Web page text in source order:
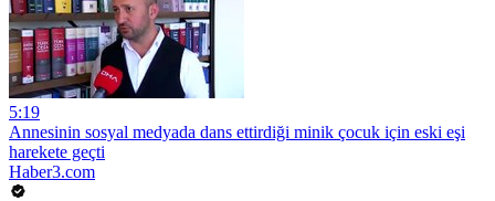
5:19
Annesinin sosyal medyada dans ettirdiği minik çocuk için eski eşi
harekete geçti
Haber3.com